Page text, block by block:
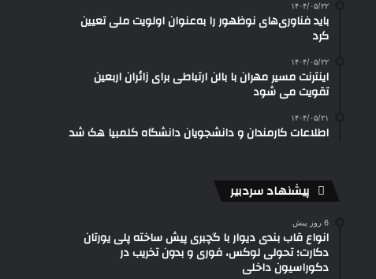
۱۴۰۴/۰۵/۲۲
باید فناوری‌های نوظهور را به‌عنوان اولویت ملی تعیین
کرد
۱۴۰۴/۰۵/۲۲
اینترنت مسیر مهران با بالن ارتباطی برای زائران اربعین
تقویت می شود
۱۴۰۴/۰۵/۲۱
اطلاعات کارمندان و دانشجویان دانشگاه کلمبیا هک شد
پیشنهاد سردبیر
6 روز پیش
انواع قاب بندی دیوار با گچبری پیش ساخته پلی یورتان
دکارت؛ تحولی لوکس، فوری و بدون تخریب در
دکوراسیون داخلی